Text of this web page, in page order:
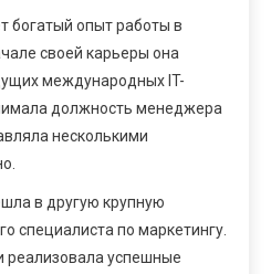
богатый опыт работы в
своей карьеры она
международных IT-
должность менеджера
несколькими
в другую крупную
специалиста по маркетингу.
реализовала успешные